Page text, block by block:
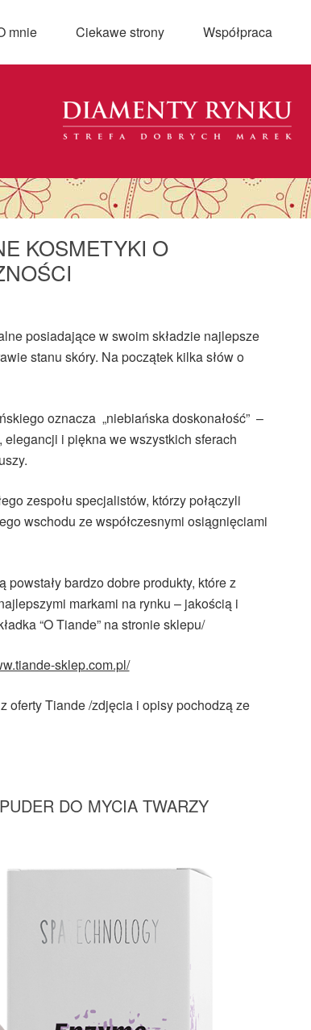
mnie Ciekawe strony Współpraca
KOSMETYKI O
posiadające w swoim składzie najlepsze
stanu skóry. Na początek kilka słów o
oznacza „niebiańska doskonałość” –
i piękna we wszystkich sferach
zespołu specjalistów, którzy połączyli
wschodu ze współczesnymi osiągnięciami
bardzo dobre produkty, które z
markami na rynku – jakością i
“O Tiande” na stronie sklepu/
sklep.com.pl/
oferty Tiande /zdjęcia i opisy pochodzą ze
DO MYCIA TWARZY